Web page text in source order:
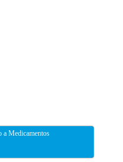
Medicamentos